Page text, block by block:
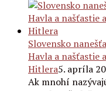
Slovensko
Havla a našťastie
Hitlera5. apríla
Ak mnohí